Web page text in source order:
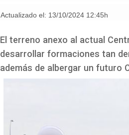
Actualizado el: 13/10/2024 12:45h
El terreno anexo al actual
desarrollar formaciones tan
además de albergar un futuro